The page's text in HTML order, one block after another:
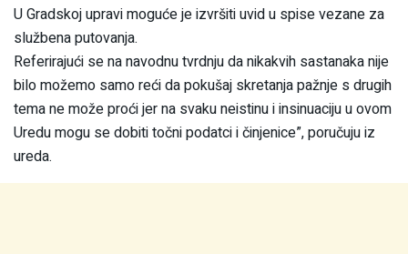
U Gradskoj upravi moguće je izvršiti uvid u spise vezane za
službena putovanja.
Referirajući se na navodnu tvrdnju da nikakvih sastanaka nije
bilo možemo samo reći da pokušaj skretanja pažnje s drugih
tema ne može proći jer na svaku neistinu i insinuaciju u ovom
Uredu mogu se dobiti točni podatci i činjenice”, poručuju iz
ureda.